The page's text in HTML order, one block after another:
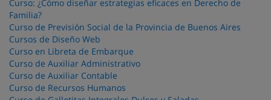
Curso: ¿Cómo diseñar estrategias eficaces en Derecho de
Familia?
Curso de Previsión Social de la Provincia de Buenos Aires
Cursos de Diseño Web
Curso en Libreta de Embarque
Curso de Auxiliar Administrativo
Curso de Auxiliar Contable
Curso de Recursos Humanos